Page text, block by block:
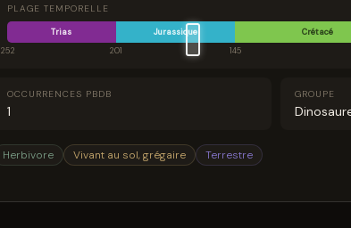
PLAGE TEMPORELLE
Trias Jurassique Crétacé
252
201 145
OCCURRENCES PBDB
1
GROUPE
Herbivore Vivant au sol, grégaire Terrestre